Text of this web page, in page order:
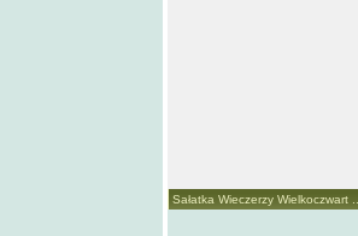
Sałatka Wieczerzy Wielkoczwart ...